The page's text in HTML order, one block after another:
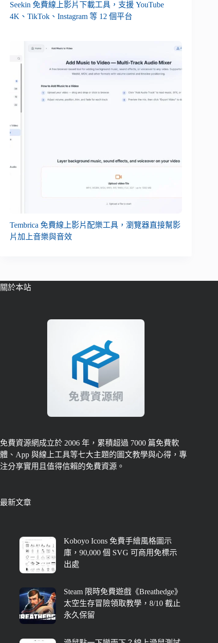
Seekin 免費線上影片下載工具，支援 YouTube
4K、TikTok、Instagram 等 12 個平台
Tembrica 免費線上影片配樂工具，瀏覽器直接幫影
片加上音樂與音效
關於本站
免費資源網成立於 2006 年，累積超過 7000 篇免費軟
體、App 與線上工具等七大主題的圖文教學與心得，專
注分享實用且值得信賴的免費資源。
最新文章
Koboyo Icons 免費手繪風格圖示
庫，90,000 個 SVG 可商用免標示
出處
Steam 限時免費遊戲《Breathedge》
太空生存冒險領取教學，8/10 截止
永久保留